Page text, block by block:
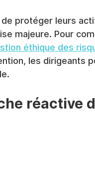
protéger leurs
majeure. Pour
éthique des
les dirigeants
réactive